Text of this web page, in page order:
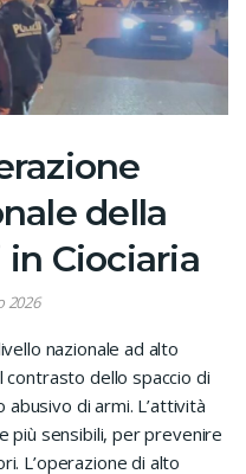
della
in Ciociaria
2026
nazionale ad alto
dello spaccio di
di armi. L’attività
più sensibili, per prevenire
L’operazione di alto